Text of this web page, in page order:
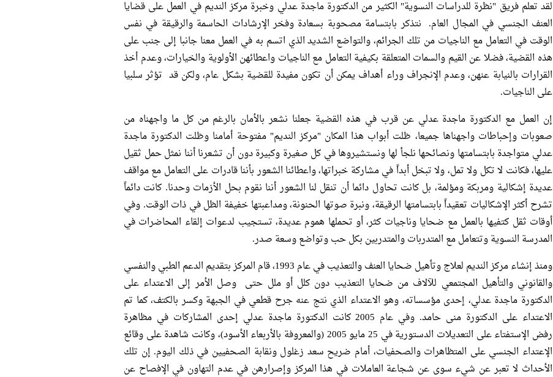
لقد تعلم فريق "نظرة للدراسات النسوية" الكثير من الدكتورة ماجدة عدلي وخبرة مركز النديم في العمل على قضايا
العنف الجنسي في المجال العام. نتذكر بابتسامة مصحوبة بسعادة وفخر الإرشادات الحاسمة والرقيقة في نفس
الوقت في التعامل مع الناجيات من تلك الجرائم، والتواضع الشديد الذي اتسم به في العمل معنا جانبا إلى جنب على
هذه القضية، فضلا عن القيم والسمات المتعلقة بكيفية التعامل مع الناجيات واعطائهن الأولوية والخيارات، وعدم أخذ
القرارات بالنيابة عنهن، وعدم الإنجراف وراء أهداف يمكن أن تكون مفيدة للقضية بشكل عام، ولكن قد تؤثر سلبيا
على الناجيات.
إن العمل مع الدكتورة ماجدة عدلي عن قرب في هذه القضية جعلنا نشعر بالأمان بالرغم من كل ما واجهناه من
صعوبات وإحباطات واجهناها جميعا، ظلت أبواب هذا المكان "مركز النديم" مفتوحة أمامنا وظلت الدكتورة ماجدة
عدلي متواجدة بابتسامتها ونصائحها نلجأ لها ونستشيروها في كل صغيرة وكبيرة دون أن تشعرنا أننا نمثل حمل ثقيل
عليها، فكانت لا تكل ولا تمل، ولا تبخل أبداً في مشاركة خبراتها، واعطائنا الشعور بأننا قادرات على التعامل مع مواقف
عديدة إشكالية ومربكة ومؤلمة، بل كانت تحاول دائما أن تنقل لنا الشعور أننا نقوم بحل الأزمات وحدنا. كانت دائماً
تشرح أكثر الإشكاليات تعقيداً بابتسامتها الرقيقة، ونبرة صوتها الحنونة، ومداعبتها خفيفة الظل في ذات الوقت. وفي
أوقات ثقل كتفيها بالعمل مع ضحايا وناجيات كثر، أو تحملها هموم عديدة، تستجيب لدعوات إلقاء المحاضرات في
المدرسة النسوية وتتعامل مع المتدربات والمتدربين بكل حب وتواضع وسعة صدر.
ومنذ إنشاء مركز النديم لعلاج وتأهيل ضحايا العنف والتعذيب في عام 1993، قام المركز بتقديم الدعم الطبي والنفسي
والقانوني والتأهيل المجتمعي للآلاف من ضحايا التعذيب دون كلل أو ملل حتى وصل الأمر إلى الاعتداء على
الدكتورة ماجدة عدلي، إحدى مؤسساته، وهو الاعتداء الذي نتج عنه جرح قطعي في الجبهة وكسر بالكتف، كما تم
الاعتداء على الدكتورة منى حامد. وفي عام 2005 كانت الدكتورة ماجدة عدلي إحدى المشاركات في مظاهرة
رفض الإستفتاء على التعديلات الدستورية في 25 مايو 2005 (والمعروفة بالأربعاء الأسود)، وكانت شاهدة على وقائع
الإعتداء الجنسي على المتظاهرات والصحفيات، أمام ضريح سعد زغلول ونقابة الصحفيين في ذلك اليوم. إن تلك
الأحداث لا تعبر عن شيء سوى عن شجاعة العاملات في هذا المركز وإصرارهن في عدم التهاون في الإفصاح عن